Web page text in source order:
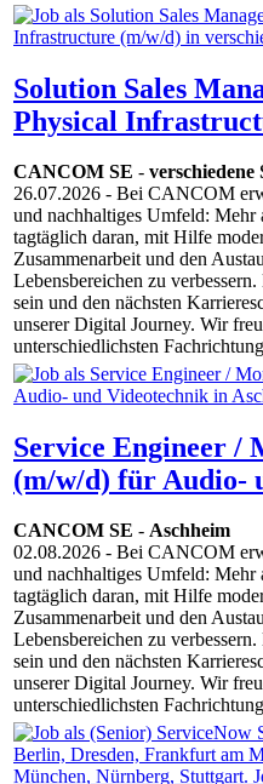
Solution Sales
Physical
CANCOM SE - verschiedene
26.07.2026 - Bei CANCOM
und nachhaltiges Umfeld: Mehr
tagtäglich daran, mit Hilfe
Zusammenarbeit und den
Lebensbereichen zu
sein und den nächsten
unserer Digital Journey. Wir
unterschiedlichsten
Service Engineer /
(m/w/d) für Audio-
CANCOM SE - Aschheim
02.08.2026 - Bei CANCOM
und nachhaltiges Umfeld: Mehr
tagtäglich daran, mit Hilfe
Zusammenarbeit und den
Lebensbereichen zu
sein und den nächsten
unserer Digital Journey. Wir
unterschiedlichsten